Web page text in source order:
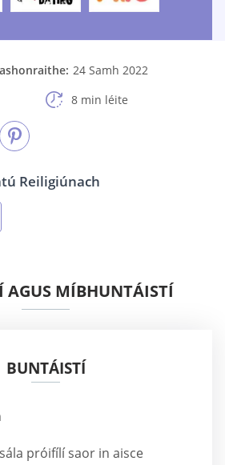
24 Samh 2022
8 min léite
Reiligiúnach
AGUS MÍBHUNTÁISTÍ
BUNTÁISTÍ
próifílí saor in aisce